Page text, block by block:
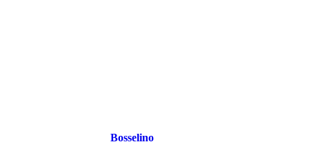
Bosselino